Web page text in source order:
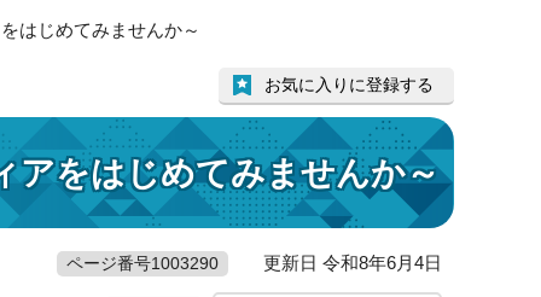
はじめてみませんか～
アをはじめてみませんか～
お気に入りに登録する
ページ番号1003290 更新日 令和8年6月4日